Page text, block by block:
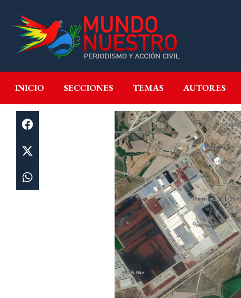
INICIO SECCIONES TEMAS AUTORES
INICIO SECCIONES